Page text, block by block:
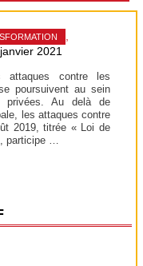
,
2021
attaques contre les
poursuivent au sein
privées. Au delà de
les attaques contre
2019, titrée « Loi de
participe …